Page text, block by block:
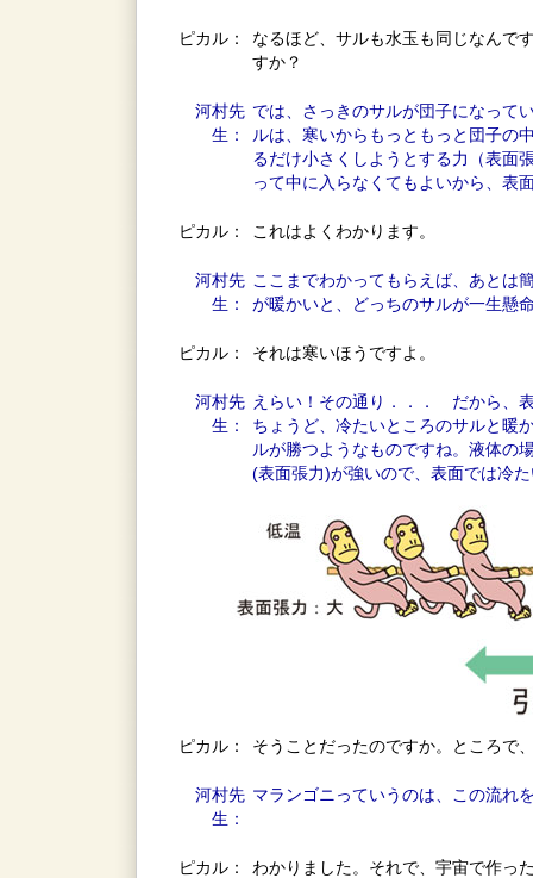
ピカル：
なるほど、サルも水玉も同じなんで
すか？
河村先
生：
では、さっきのサルが団子になって
ルは、寒いからもっともっと団子の
るだけ小さくしようとする力（表面
って中に入らなくてもよいから、表
ピカル： これはよくわかります。
河村先
生：
ここまでわかってもらえば、あとは
が暖かいと、どっちのサルが一生懸
ピカル： それは寒いほうですよ。
河村先
生：
えらい！その通り．．． だから、
ちょうど、冷たいところのサルと暖
ルが勝つようなものですね。液体の
(表面張力)が強いので、表面では冷
ピカル： そうことだったのですか。ところで
河村先
生：
マランゴニっていうのは、この流れ
ピカル： わかりました。それで、宇宙で作っ